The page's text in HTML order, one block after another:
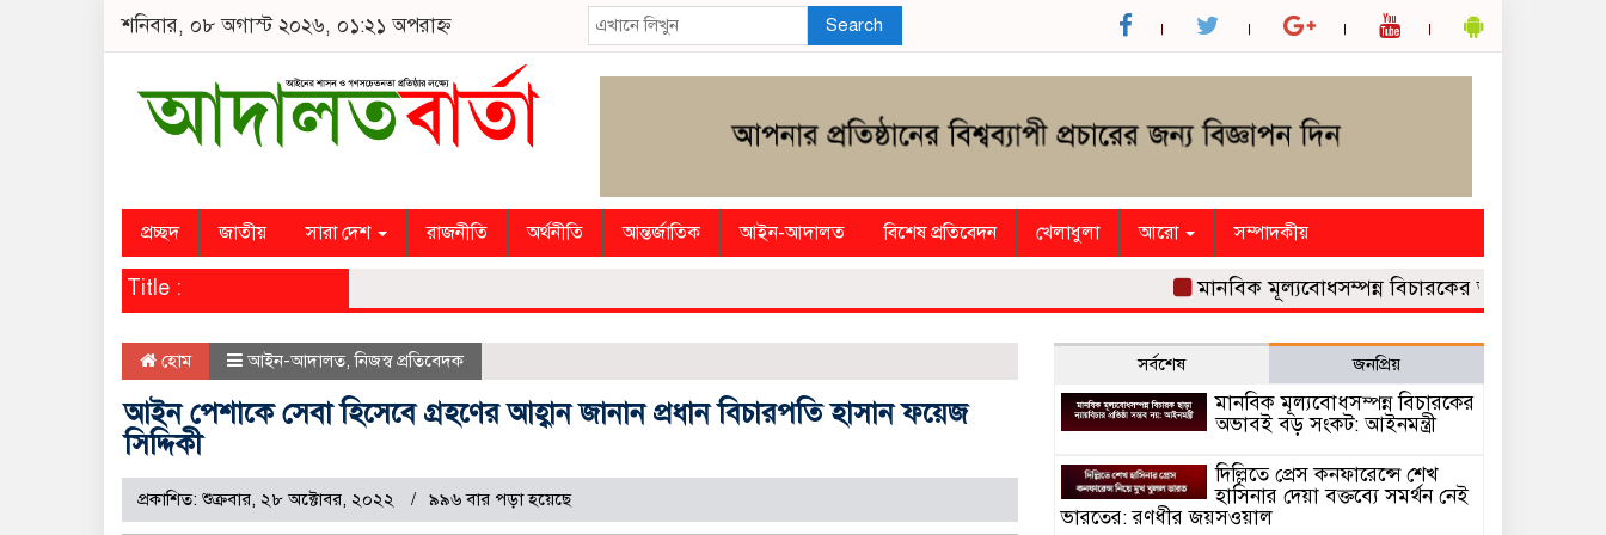
শনিবার, ০৮ অগাস্ট ২০২৬, ০১:২১ অপরাহ্ন Search
প্রচ্ছদ জাতীয় সারা দেশ রাজনীতি অর্থনীতি আন্তর্জাতিক আইন-আদালত বিশেষ প্রতিবেদন খেলাধুলা আরো সম্পাদকীয়
Title : মানবিক মূল্যবোধসম্পন্ন বিচারকের অভাবই বড় সংকট:
হোম আইন-আদালত,নিজস্ব প্রতিবেদক
আইন পেশাকে সেবা হিসেবে গ্রহণের আহ্বান জানান প্রধান বিচারপতি হাসান ফয়েজ
সিদ্দিকী
প্রকাশিত: শুক্রবার, ২৮ অক্টোবর, ২০২২ ৯৯৬ বার পড়া হয়েছে
সর্বশেষ জনপ্রিয়
মানবিক মূল্যবোধসম্পন্ন বিচারকের
অভাবই বড় সংকট: আইনমন্ত্রী
দিল্লিতে প্রেস কনফারেন্সে শেখ
হাসিনার দেয়া বক্তব্যে সমর্থন নেই
ভারতের: রণধীর জয়সওয়াল